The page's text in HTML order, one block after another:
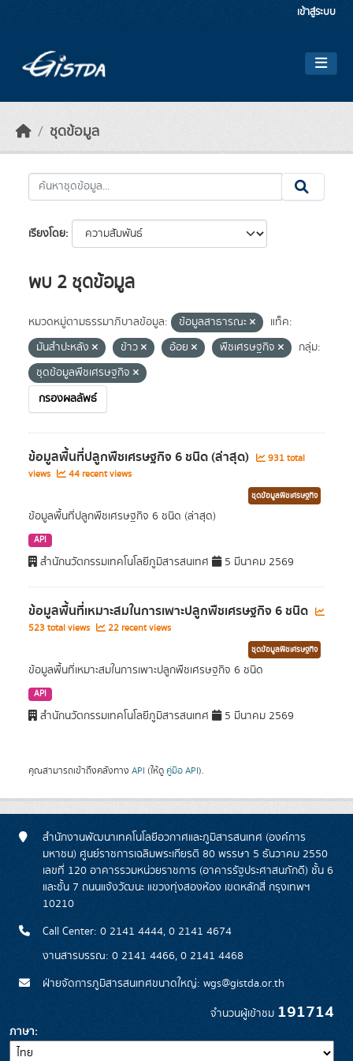
เข้าสู่ระบบ
ชุดข้อมูล
เรียงโดย
พบ 2 ชุดข้อมูล
หมวดหมู่ตามธรรมาภิบาลข้อมูล: ข้อมูลสาธารณะ
แท็ค:
มันสำปะหลัง
ข้าว อ้อย พืชเศรษฐกิจ
กลุ่ม:
ชุดข้อมูลพืชเศรษฐกิจ
กรองผลลัพธ์
ข้อมูลพื้นที่ปลูกพืชเศรษฐกิจ 6 ชนิด (ล่าสุด)
931 total
views
44 recent views
ชุดข้อมูลพืชเศรษฐกิจ
ข้อมูลพื้นที่ปลูกพืชเศรษฐกิจ 6 ชนิด (ล่าสุด)
API
สำนักนวัตกรรมเทคโนโลยีภูมิสารสนเทศ 5 มีนาคม 2569
ข้อมูลพื้นที่เหมาะสมในการเพาะปลูกพืชเศรษฐกิจ 6 ชนิด
523 total views 22 recent views
ชุดข้อมูลพืชเศรษฐกิจ
ข้อมูลพื้นที่เหมาะสมในการเพาะปลูกพืชเศรษฐกิจ 6 ชนิด
API
สำนักนวัตกรรมเทคโนโลยีภูมิสารสนเทศ 5 มีนาคม 2569
คุณสามารถเข้าถึงคลังทาง API (ให้ดู คู่มือ API).
สำนักงานพัฒนาเทคโนโลยีอวกาศและภูมิสารสนเทศ (องค์การ
มหาชน) ศูนย์ราชการเฉลิมพระเกียรติ 80 พรรษา 5 ธันวาคม 2550
เลขที่ 120 อาคารรวมหน่วยราชการ (อาคารรัฐประศาสนภักดี) ชั้น 6
และชั้น 7 ถนนแจ้งวัฒนะ แขวงทุ่งสองห้อง เขตหลักสี่ กรุงเทพฯ
10210
Call Center: 0 2141 4444, 0 2141 4674
งานสารบรรณ: 0 2141 4466, 0 2141 4468
ฝ่ายจัดการภูมิสารสนเทศขนาดใหญ่: wgs@gistda.or.th
จำนวนผู้เข้าชม 191714
ภาษา